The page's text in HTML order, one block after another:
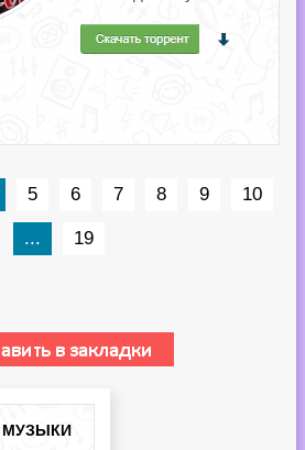
5 6 7 8 9 10
... 19
МУЗЫКИ